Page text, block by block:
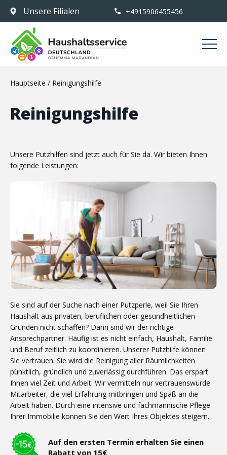
Unsere Filialen +4915906455456
Hauptseite / Reinigungshilfe
Reinigungshilfe
Unsere Putzhilfen sind jetzt auch für Sie da. Wir bieten Ihnen
folgende Leistungen:
Sie sind auf der Suche nach einer Putzperle, weil Sie Ihren
Haushalt aus privaten, beruflichen oder gesundheitlichen
Gründen nicht schaffen? Dann sind wir der richtige
Ansprechpartner. Häufig ist es nicht einfach, Haushalt, Familie
und Beruf zeitlich zu koordinieren. Unserer Putzhilfe können
Sie vertrauen. Sie wird die Reinigung aller Räumlichkeiten
pünktlich, gründlich und zuverlässig durchführen. Das erspart
Ihnen viel Zeit und Arbeit. Wir vermitteln nur vertrauenswürde
Mitarbeiter, die viel Erfahrung mitbringen und Spaß an die
Arbeit haben. Durch eine intensive und fachmännische Pflege
Ihrer Immobilie können Sie den Wert Ihres Objektes steigern.
Auf den ersten Termin erhalten Sie einen
Rabatt von 15€